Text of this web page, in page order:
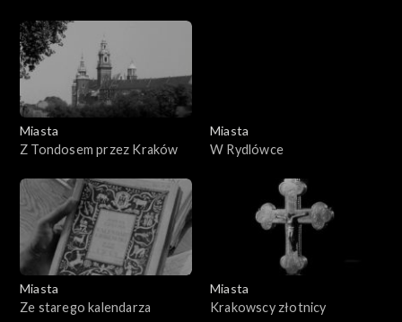
Miasta
Z Tondosem przez Kraków
Miasta
W Rydlówce
Miasta
Ze starego kalendarza
Miasta
Krakowscy złotnicy